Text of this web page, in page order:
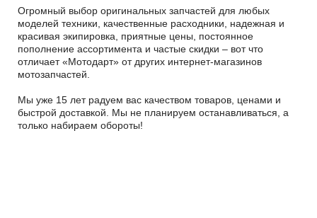
Огромный выбор оригинальных запчастей для любых
моделей техники, качественные расходники, надежная и
красивая экипировка, приятные цены, постоянное
пополнение ассортимента и частые скидки – вот что
отличает «Мотодарт» от других интернет-магазинов
мотозапчастей.
Мы уже 15 лет радуем вас качеством товаров, ценами и
быстрой доставкой. Мы не планируем останавливаться, а
только набираем обороты!